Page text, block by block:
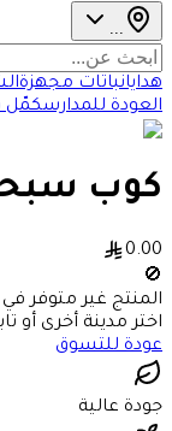
...
هدايانباتات مجهزة
العودة للمدارسكمّل
كوب
0.00
🚫
المنتج غير متوفر
اختر مدينة أخرى أو
عودة للتسوق
جودة عالية